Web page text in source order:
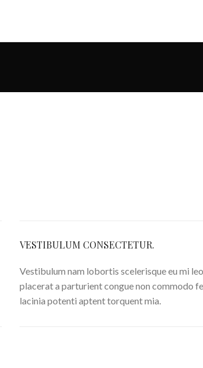
VESTIBULUM CONSECTETUR.
Vestibulum nam lobortis scelerisque eu mi
placerat a parturient congue non commodo
lacinia potenti aptent torquent mia.